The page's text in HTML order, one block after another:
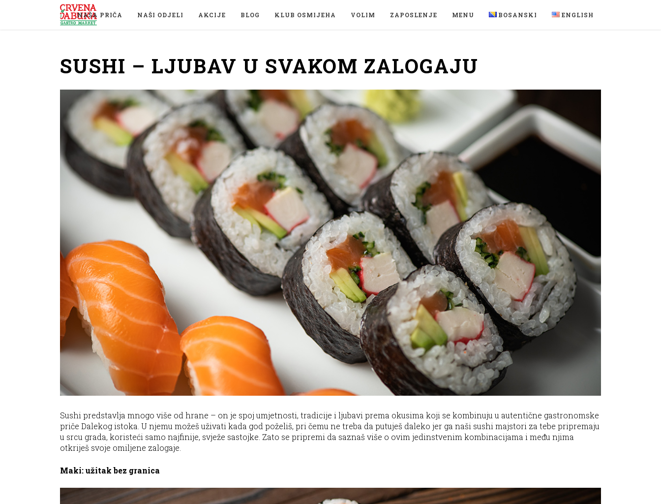
NAŠA PRIČA NAŠI ODJELI AKCIJE BLOG KLUB OSMIJEHA VOLIM ZAPOSLENJE MENU BOSANSKI ENGLISH
SUSHI – LJUBAV U SVAKOM ZALOGAJU
Sushi predstavlja mnogo više od hrane – on je spoj umjetnosti, tradicije i ljubavi prema okusima koji se kombinuju u autentične gastronomske
priče Dalekog istoka. U njemu možeš uživati kada god poželiš, pri čemu ne treba da putuješ daleko jer ga naši sushi majstori za tebe pripremaju
u srcu grada, koristeći samo najfinije, svježe sastojke. Zato se pripremi da saznaš više o ovim jedinstvenim kombinacijama i među njima
otkriješ svoje omiljene zalogaje.
Maki: užitak bez granica